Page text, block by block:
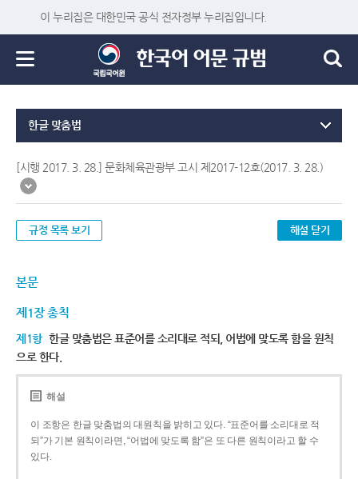
이 누리집은 대한민국 공식 전자정부 누리집입니다.
한글 맞춤법
[시행 2017. 3. 28.] 문화체육관광부 고시 제2017-12호(2017. 3. 28.)
규정 목록 보기 해설 닫기
본문
제1장 총칙
제1항 한글 맞춤법은 표준어를 소리대로 적되, 어법에 맞도록 함을 원칙
으로 한다.
해설
이 조항은 한글 맞춤법의 대원칙을 밝히고 있다. “표준어를 소리대로 적
되”가 기본 원칙이라면, “어법에 맞도록 함”은 또 다른 원칙이라고 할 수
있다.